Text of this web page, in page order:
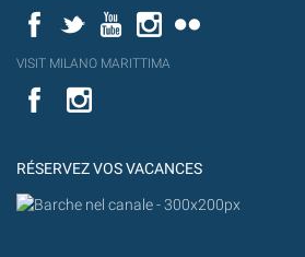
FacebookTwitterYouTubeInstagram
YouT
VISIT MILANO MARITTIMA
Flick
VISIT
MILANO
YouTube
RÉSERVEZ VOS VACANCES